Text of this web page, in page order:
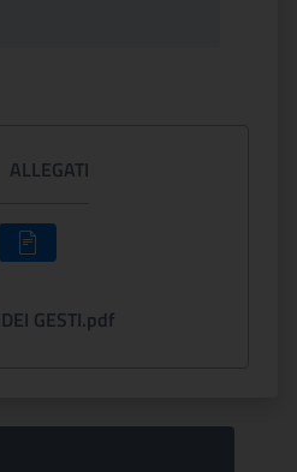
ALLEGATI
GESTI.pdf